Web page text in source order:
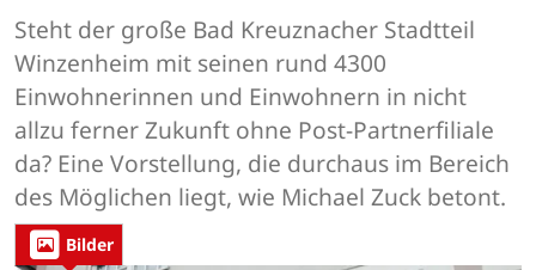
Steht der große Bad Kreuznacher Stadtteil
Winzenheim mit seinen rund 4300
Einwohnerinnen und Einwohnern in nicht
allzu ferner Zukunft ohne Post-Partnerfiliale
da? Eine Vorstellung, die durchaus im Bereich
des Möglichen liegt, wie Michael Zuck betont.
Bilder